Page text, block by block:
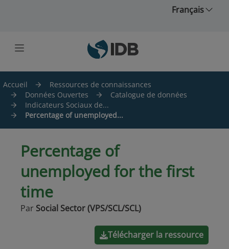
Français
Accueil
Ressources de connaissances
Données Ouvertes
Catalogue de données
Indicateurs Sociaux de...
Percentage of unemployed...
Percentage of
unemployed for the first
time
Par Social Sector (VPS/SCL/SCL)
Télécharger la ressource